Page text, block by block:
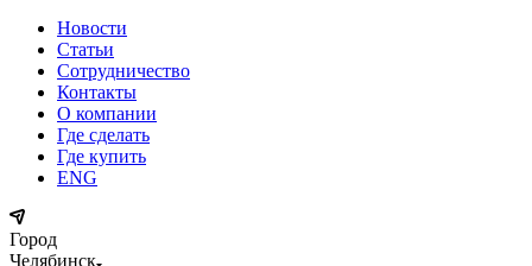
Новости
Статьи
Сотрудничество
Контакты
О компании
Где сделать
Где купить
ENG
Город
Челябинск